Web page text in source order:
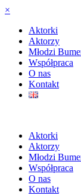
×
Aktorki
Aktorzy
Młodzi
Współpraca
O nas
Kontakt
Aktorki
Aktorzy
Młodzi
Współpraca
O nas
Kontakt